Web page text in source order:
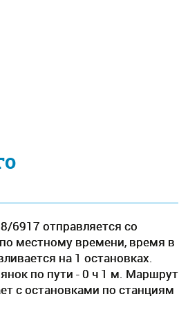
6917 отправляется со
местному времени, время в
на 1 остановках.
по пути - 0 ч 1 м. Маршрут
c остановками по станциям